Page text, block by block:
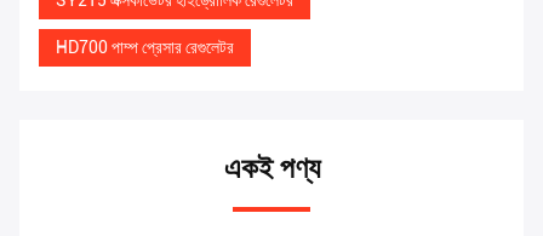
HD700 পাম্প প্রেসার রেগুলেটর
একই পণ্য